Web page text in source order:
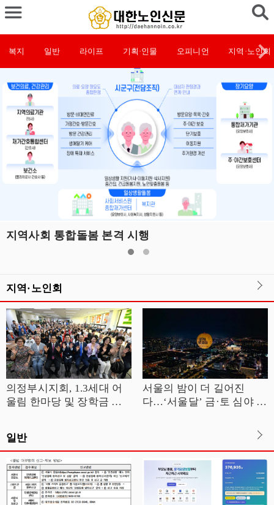
복지 일반 라이프 기획·인물 오피니언 지역·노인회
지역사회 통합돌봄 본격 시행
지역·노인회
의정부시지회, 1.3세대 어
울림 한마당 및 장학금 전
서울의 밤이 더 길어진
다…‘서울달’ 금·토 심야 운
일반